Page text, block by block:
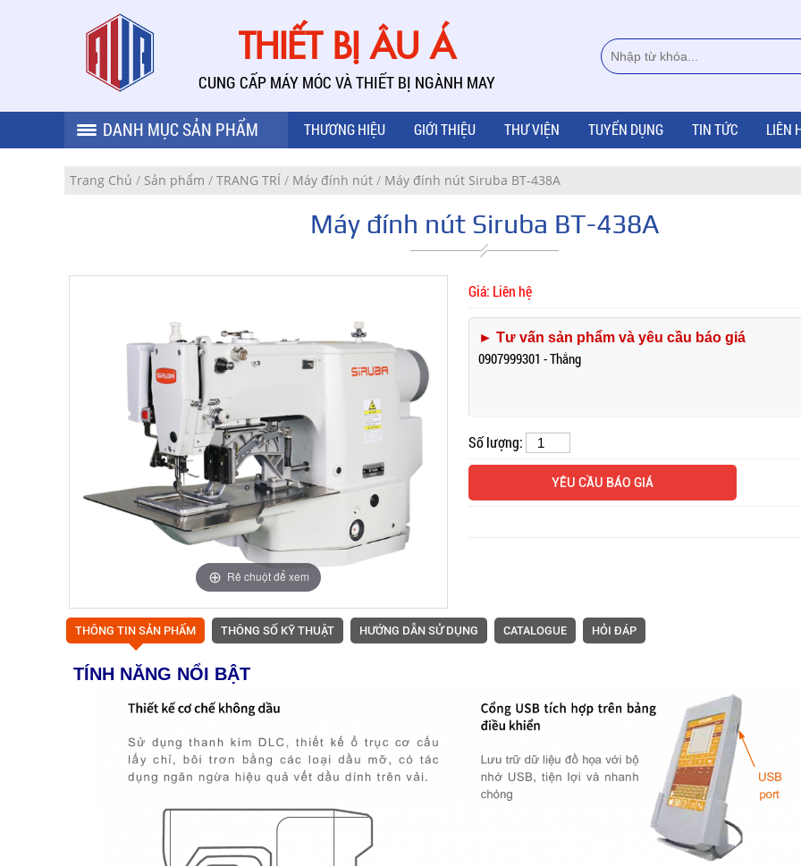
THIẾT BỊ ÂU Á
CUNG CẤP MÁY MÓC VÀ THIẾT BỊ NGÀNH MAY
DANH MỤC SẢN PHẨM THƯƠNG HIỆU GIỚI THIỆU THƯ VIỆN TUYỂN DỤNG TIN TỨC LIÊN
Trang Chủ / Sản phẩm / TRANG TRÍ / Máy đính nút / Máy đính nút Siruba BT-438A
Máy đính nút Siruba BT-438A
Rê chuột để xem
Giá: Liên hệ
► Tư vấn sản phẩm và yêu cầu báo giá
0907999301 - Thắng
Số lượng:
YÊU CẦU BÁO GIÁ
THÔNG TIN SẢN PHẨM THÔNG SỐ KỸ THUẬT HƯỚNG DẪN SỬ DỤNG CATALOGUE HỎI ĐÁP
TÍNH NĂNG NỔI BẬT
Máy thêu một đầu WONYO
WY1201C; WY1501C,
Máy đính nút JUKI LK-
Máy thêu nhiều đầu
series RJ 9 kim, 12/15/
Máy rẽ đường vắt sổ
ES-920